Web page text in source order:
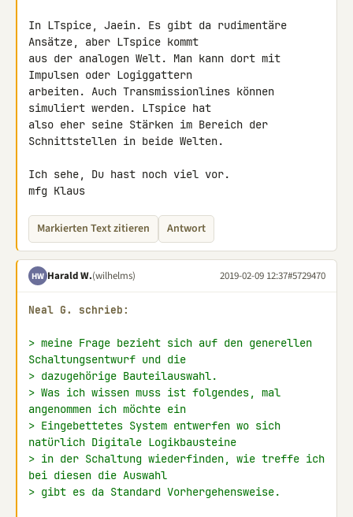
In LTspice, Jaein. Es gibt da rudimentäre
Ansätze, aber LTspice kommt
aus der analogen Welt. Man kann dort mit
Impulsen oder Logiggattern
arbeiten. Auch Transmissionlines können
simuliert werden. LTspice hat
also eher seine Stärken im Bereich der
Schnittstellen in beide Welten.
Ich sehe, Du hast noch viel vor.
mfg Klaus
Markierten Text zitieren Antwort
HW Harald W.(wilhelms) 2019-02-09 12:37#5729470
Neal G. schrieb:
> meine Frage bezieht sich auf den generellen
Schaltungsentwurf und die
> dazugehörige Bauteilauswahl.
> Was ich wissen muss ist folgendes, mal
angenommen ich möchte ein
> Eingebettetes System entwerfen wo sich
natürlich Digitale Logikbausteine
> in der Schaltung wiederfinden, wie treffe ich
bei diesen die Auswahl
> gibt es da Standard Vorhergehensweise.